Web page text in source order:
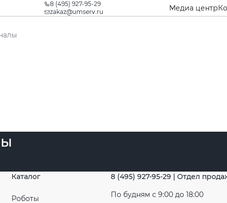
8 (495) 927-95-29
zakaz@umserv.ru
Медиа центр
Каталог
Роботы
8 (495) 927-95-29 | Отдел
По будням с 9:00 до 18:00